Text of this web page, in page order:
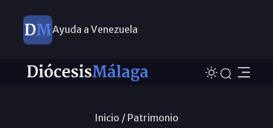
Ayuda a Venezuela
Inicio / Patrimonio